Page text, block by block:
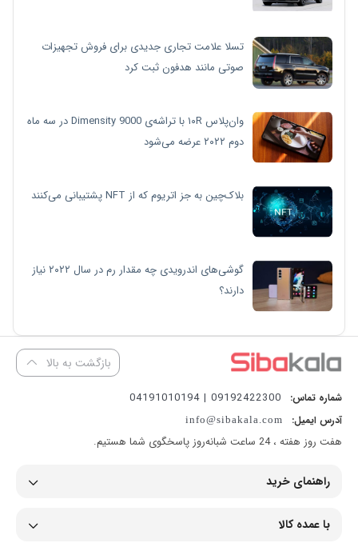
تسلا علامت تجاری جدیدی برای فروش تجهیزات
صوتی مانند هدفون ثبت کرد
وان‌پلاس ۱۰R با تراشه‌ی Dimensity 9000 در سه ماه
دوم ۲۰۲۲ عرضه می‌شود
بلاک‌چین به جز اتریوم که از NFT پشتیبانی می‌کنند
گوشی‌های اندرویدی چه مقدار رم در سال ۲۰۲۲ نیاز
دارند؟
بازگشت به بالا
شماره تماس: 09192422300 | 04191010194
آدرس ایمیل: info@sibakala.com
هفت روز هفته ، 24 ساعت شبانه‌روز پاسخگوی شما هستیم.
راهنمای خرید
با عمده کالا